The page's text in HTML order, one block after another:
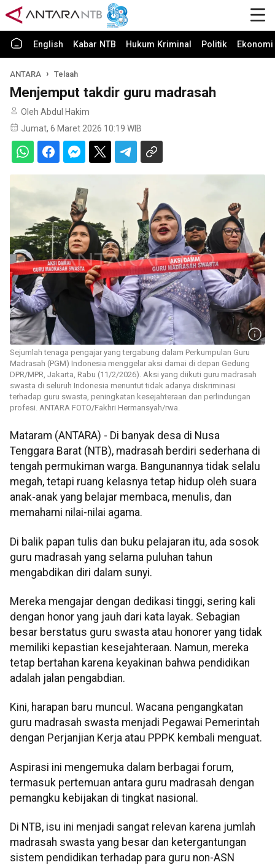
English Kabar NTB Hukum Kriminal Politik
ANTARA Telaah
Menjemput takdir guru madrasah
Oleh Abdul Hakim
Jumat, 6 Maret 2026 10:19 WIB
Sejumlah tenaga pengajar yang tergabung dalam Perkumpulan Guru
Madrasah (PGM) Indonesia menggelar aksi damai di depan Gedung
DPR/MPR, Jakarta, Rabu (11/2/2026). Aksi yang diikuti guru madrasah
swasta di seluruh Indonesia menuntut tidak adanya diskriminasi
terhadap guru swasta, peningkatan kesejahteraan dan perlindungan
profesi. ANTARA FOTO/Fakhri Hermansyah/rwa.
Mataram (ANTARA) - Di banyak desa di Nusa
Tenggara Barat (NTB), madrasah berdiri sederhana di
tengah permukiman warga. Bangunannya tidak selalu
megah, tetapi ruang kelasnya tetap hidup oleh suara
anak-anak yang belajar membaca, menulis, dan
memahami nilai-nilai agama.
Di balik papan tulis dan buku pelajaran itu, ada sosok
guru madrasah yang selama puluhan tahun
mengabdikan diri dalam sunyi.
Mereka mengajar dengan dedikasi tinggi, sering kali
dengan honor yang jauh dari kata layak. Sebagian
besar berstatus guru swasta atau honorer yang tidak
memiliki kepastian kesejahteraan. Namun, mereka
tetap bertahan karena keyakinan bahwa pendidikan
adalah jalan pengabdian.
Kini, harapan baru muncul. Wacana pengangkatan
guru madrasah swasta menjadi Pegawai Pemerintah
dengan Perjanjian Kerja atau PPPK kembali menguat.
Aspirasi ini mengemuka dalam berbagai forum,
termasuk pertemuan antara guru madrasah dengan
pemangku kebijakan di tingkat nasional.
Di NTB, isu ini menjadi sangat relevan karena jumlah
madrasah swasta yang besar dan ketergantungan
sistem pendidikan terhadap para guru non-ASN